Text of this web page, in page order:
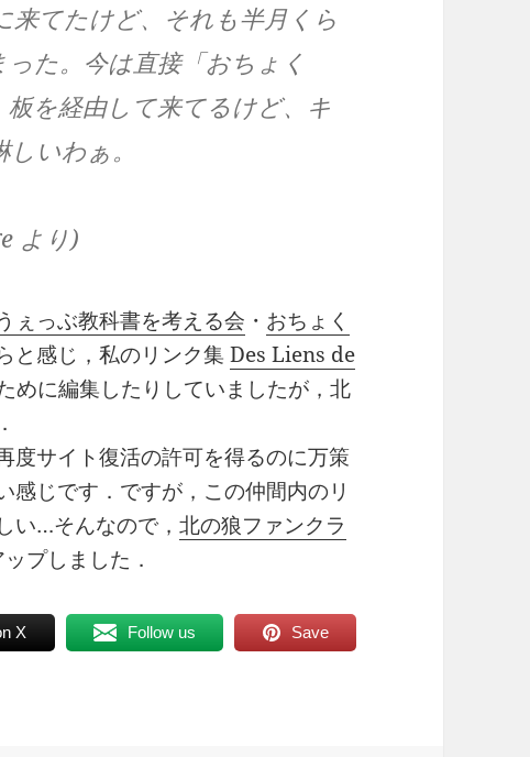
てたけど、それも半月くら
た。今は直接「おちょく
を経由して来てるけど、キ
いわぁ。
より)
ぇっぶ教科書を考える会 ・ おちょく
と感じ，私のリンク集Des Liens de
めに編集したりしていましたが，北
度サイト復活の許可を得るのに万策
感じです．ですが，この仲間内のリ
い…そんなので，北の狼ファンクラ
プしました．
X Follow us Save